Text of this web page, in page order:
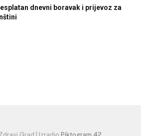
dnevni boravak i prijevoz za